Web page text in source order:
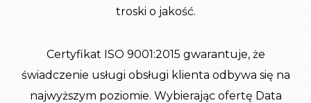
troski o jakość.
Certyfikat ISO 9001:2015 gwarantuje, że
świadczenie usługi obsługi klienta odbywa się na
najwyższym poziomie. Wybierając ofertę Data